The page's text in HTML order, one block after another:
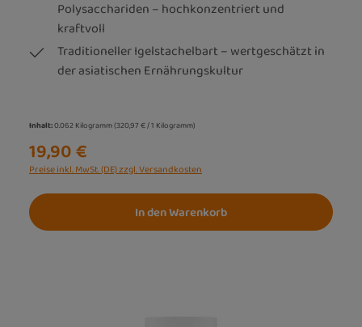
Polysacchariden – hochkonzentriert und
kraftvoll
Traditioneller Igelstachelbart – wertgeschätzt in
der asiatischen Ernährungskultur
Inhalt:0.062 Kilogramm(320,97 € / 1 Kilogramm)
19,90 €
Preise inkl. MwSt. (DE) zzgl. Versandkosten
In den Warenkorb